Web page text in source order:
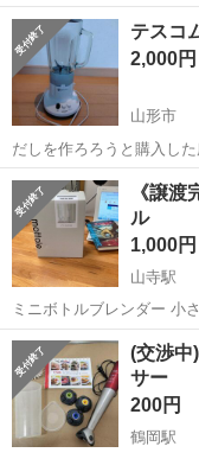
ん。 普段のお料理、お菓
中古品とご理解頂けます
山形 山形市
テスコ
2,000円
山形市
だしを作ろろうと購入し
使用しませんでした。 取
いますm(__)m
山形 山形市 キッ
《譲
ル
1,000円
山寺駅
ミニボトルブレンダー 小さなジューサーみたいなヤツです。 いただき
ものですが、自分デカい
影の為に開封しました。 未使用品です。 ボ
るみたいです。 詳細は画...
山形 山形市 山寺駅
(交渉中
サー
200円
鶴岡駅